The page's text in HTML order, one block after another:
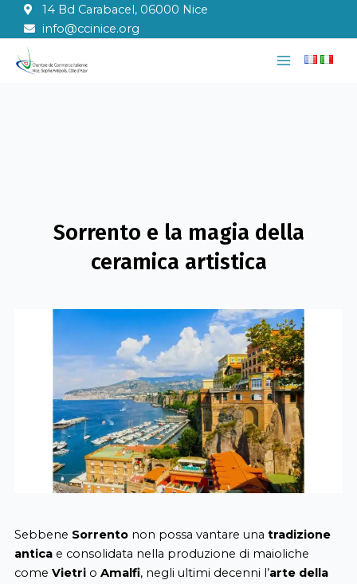
contenuto
14 Bd Carabacel, 06000 Nice
info@ccinice.org
Main
Sorrento e la magia della
ceramica artistica
Sebbene Sorrentonon possa vantare una tradizione
anticae consolidata nella produzione di maioliche
come Vietrio Amalfi, negli ultimi decenni l’arte della